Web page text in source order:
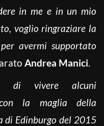
in me e in un mio
voglio ringraziare la
avermi supportato
Andrea Manici.
di vivere alcuni
la maglia della
di Edinburgo del 2015